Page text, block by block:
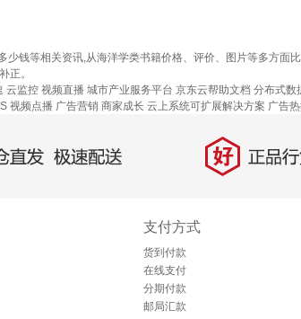
钱等相关资讯,从海洋学类书籍价格、评价、图片等多方
正。
云监控 视频直播 城市产业服务平台 京东云帮助文档 分布式数
视频点播 广告营销 商家成长 云上系统可扩展解决方案 广告
发，极速配送 好 正品行货
支付方式
货到付款
在线支付
分期付款
邮局汇款